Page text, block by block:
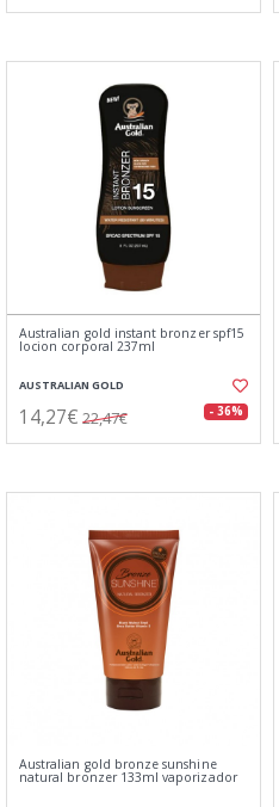
Australian gold instant bronzer spf15
locion corporal 237ml
AUSTRALIAN GOLD
14,27€ 22,47€ - 36%
Australian gold bronze sunshine
natural bronzer 133ml vaporizador